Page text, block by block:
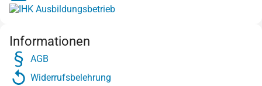
Informationen
AGB
Widerrufsbelehrung